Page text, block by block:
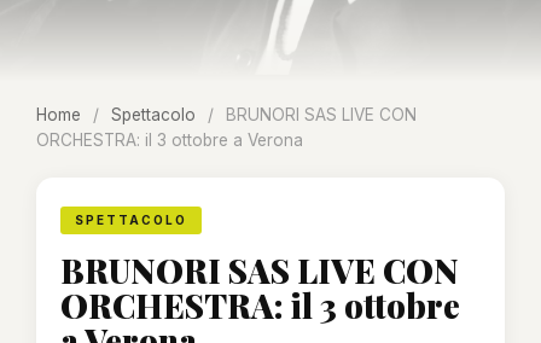
Home / Spettacolo /
BRUNORI SAS LIVE CON
ORCHESTRA: il 3 ottobre a Verona
SPETTACOLO
BRUNORI SAS LIVE CON
ORCHESTRA: il 3 ottobre